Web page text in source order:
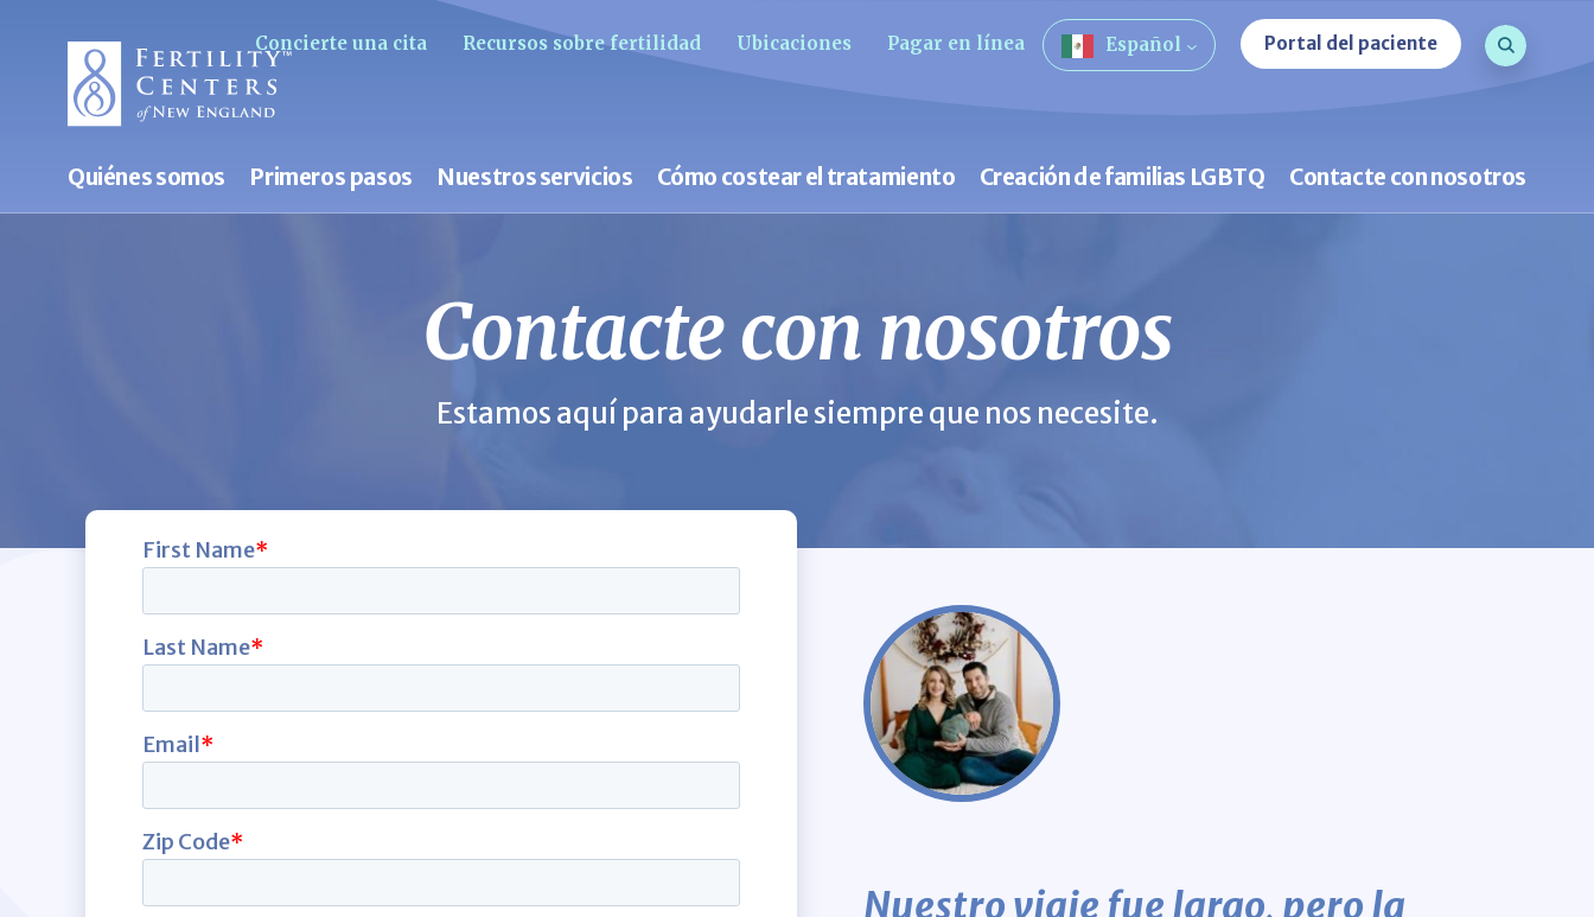
Concierte una cita Recursos sobre fertilidad Ubicaciones Pagar en línea Español Portal del paciente
Consulta
Quiénes somos Primeros pasos Nuestros servicios Cómo costear el tratamiento Creación de familias LGBTQ Contacte con nosotros
Contacte con nosotros
Estamos aquí para ayudarle siempre que nos necesite.
Nuestro viaje fue largo, pero la